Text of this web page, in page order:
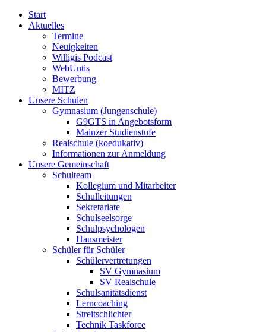
Start
Aktuelles
Termine
Neuigkeiten
Willigis Podcast
WebUntis
Bewerbung
MITZ
Unsere Schulen
Gymnasium (Jungenschule)
G9GTS in Angebotsform
Mainzer Studienstufe
Realschule (koedukativ)
Informationen zur Anmeldung
Unsere Gemeinschaft
Schulteam
Kollegium und Mitarbeiter
Schulleitungen
Sekretariate
Schulseelsorge
Schulpsychologen
Hausmeister
Schüler für Schüler
Schülervertretungen
SV Gymnasium
SV Realschule
Schulsanitätsdienst
Lerncoaching
Streitschlichter
Technik Taskforce